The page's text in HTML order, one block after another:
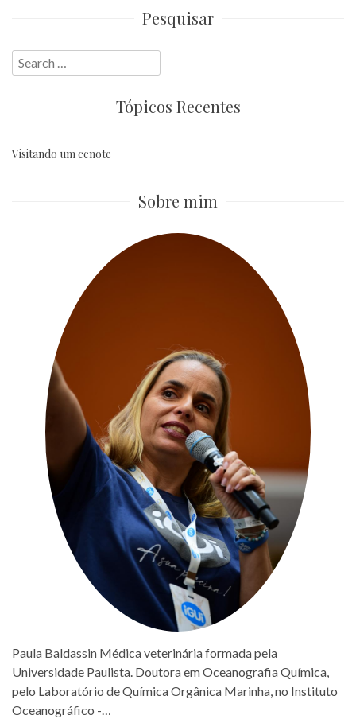
Pesquisar
Search
for:
Tópicos Recentes
Visitando um cenote
Sobre mim
Paula Baldassin Médica veterinária formada pela
Universidade Paulista. Doutora em Oceanografia Química,
pelo Laboratório de Química Orgânica Marinha, no Instituto
Oceanográfico -…